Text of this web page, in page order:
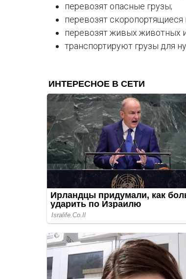
перевозят опасные грузы;
перевозят скоропортящиеся
перевозят живых животных
транспортируют грузы для